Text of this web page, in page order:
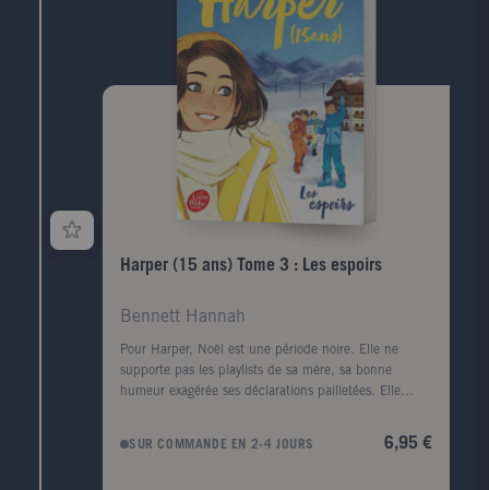
Harper (15 ans) Tome 3 : Les espoirs
Bennett Hannah
Pour Harper, Noël est une période noire. Elle ne
supporte pas les playlists de sa mère, sa bonne
humeur exagérée ses déclarations pailletées. Elle
Pourtant, Harper en a bien un, brisé en deux entre
Declan et Josh. Elle croyait avoir déjà tout vécu à
SUR COMMANDE EN 2-4 JOURS 6,95 €